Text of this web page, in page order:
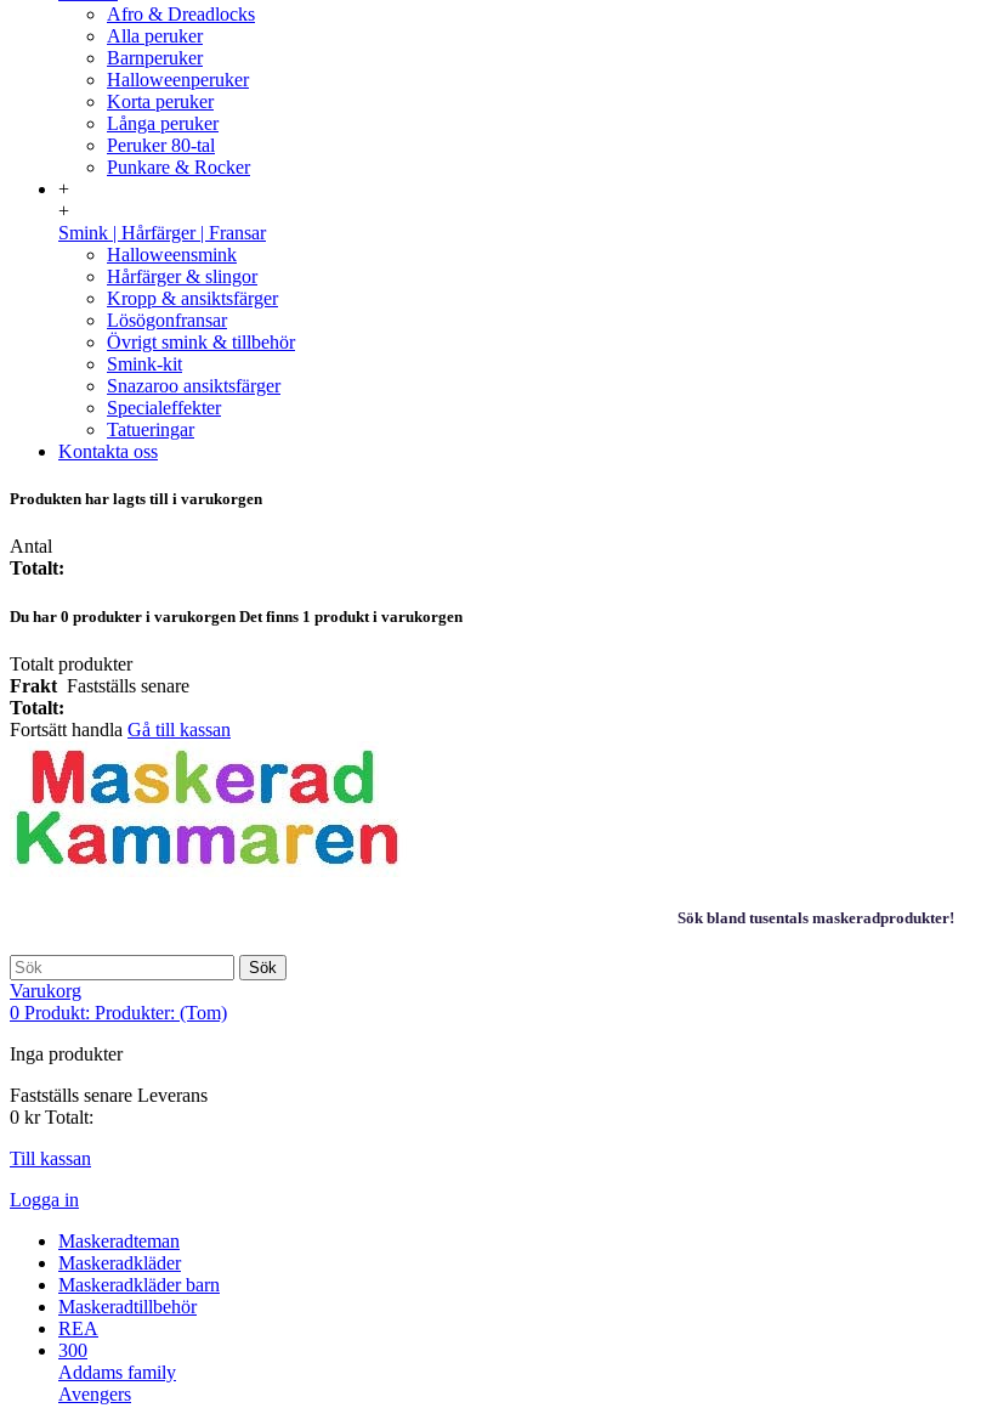
Afro & Dreadlocks
Alla peruker
Barnperuker
Halloweenperuker
Korta peruker
Långa peruker
Peruker 80-tal
Punkare & Rocker
+
+
Smink | Hårfärger | Fransar
Halloweensmink
Hårfärger & slingor
Kropp & ansiktsfärger
Lösögonfransar
Övrigt smink & tillbehör
Smink-kit
Snazaroo ansiktsfärger
Specialeffekter
Tatueringar
Kontakta oss
Produkten har lagts till i varukorgen
Antal
Totalt:
Du har 0 produkter i varukorgen Det finns 1 produkt i varukorgen
Totalt produkter
Frakt Fastställs senare
Totalt:
Fortsätt handla Gå till kassan
Sök bland tusentals maskeradprodukter!
Sök
Varukorg
0 Produkt: Produkter: (Tom)
Inga produkter
Fastställs senare Leverans
0 kr Totalt:
Till kassan
Logga in
Maskeradteman
Maskeradkläder
Maskeradkläder barn
Maskeradtillbehör
REA
300
Addams family
Avengers